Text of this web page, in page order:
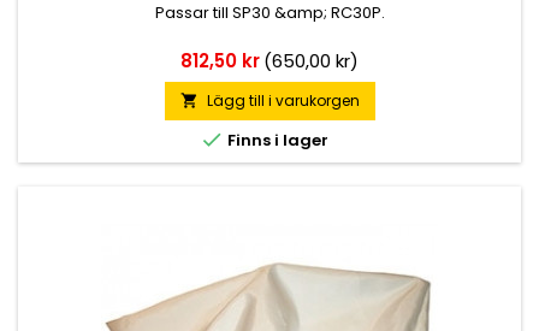
Passar till SP30 &amp; RC30P.
Pris
812,50 kr(650,00 kr)
 Lägg till i varukorgen
 Finns i lager